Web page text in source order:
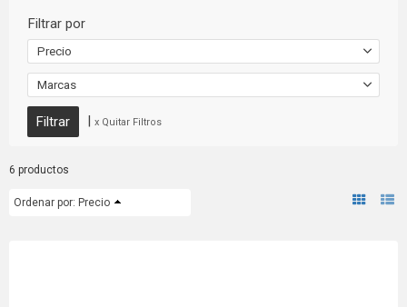
Filtrar por
Precio
Marcas
| x Quitar Filtros
6 productos
Ordenar por: Precio